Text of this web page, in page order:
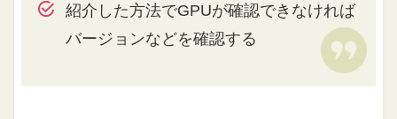
紹介した方法でGPUが確認できなければ
バージョンなどを確認する